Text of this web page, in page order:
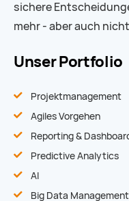
sichere
mehr - aber auch
Unser Portfolio
Projektmanagement
Agiles Vorgehen
Reporting &
Predictive Analytics
AI
Big Data Management